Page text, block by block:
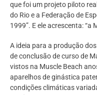
que foi um projeto piloto
do Rio e a Federação de
1999”. E ele acrescenta: “a
A ideia para a produção
de conclusão de curso de
vistos na Muscle Beach
aparelhos de ginástica
condições climáticas